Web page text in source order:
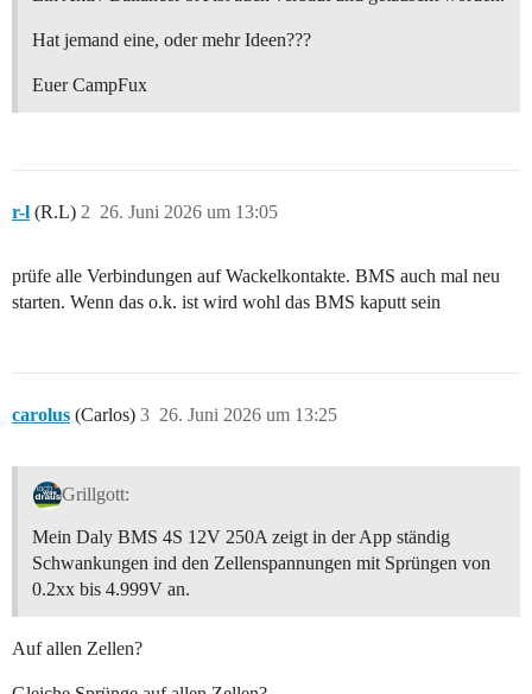
Hat jemand eine, oder mehr Ideen???
Euer CampFux
r-l (R.L) 26. Juni 2026 um 13:05
2
prüfe alle Verbindungen auf Wackelkontakte. BMS auch mal neu
starten. Wenn das o.k. ist wird wohl das BMS kaputt sein
carolus (Carlos) 26. Juni 2026 um 13:25
3
Grillgott:
Mein Daly BMS 4S 12V 250A zeigt in der App ständig
Schwankungen ind den Zellenspannungen mit Sprüngen von
0.2xx bis 4.999V an.
Auf allen Zellen?